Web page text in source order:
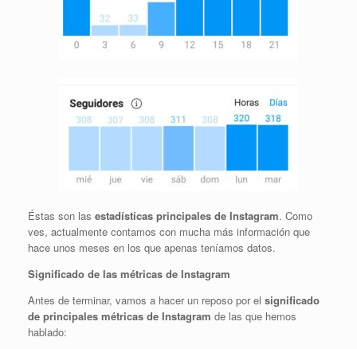
Éstas son las estadísticas principales de Instagram. Como
ves, actualmente contamos con mucha más información que
hace unos meses en los que apenas teníamos datos.
Significado de las métricas de Instagram
Antes de terminar, vamos a hacer un reposo por el significado
de principales métricas de Instagram de las que hemos
hablado: